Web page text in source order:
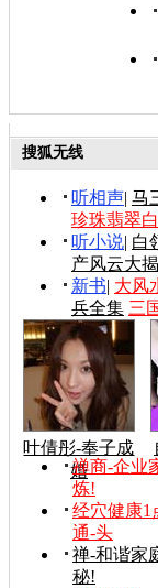
搜狐无线
听相声| 马
珍珠翡翠
听小说| 白
产风云大
新书| 大风
兵全集 三
叶倩彤-奉子成
婚
禅商-企业
炼!
经穴健康1
通-头
禅-和谐家
秘!